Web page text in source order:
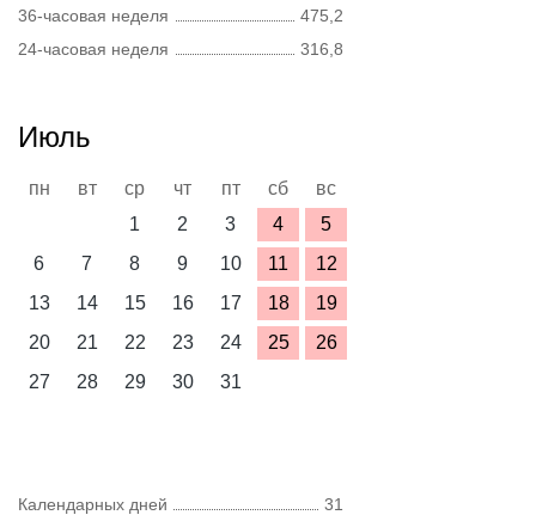
36-часовая неделя
475,2
24-часовая неделя
316,8
Июль
пн вт ср чт пт сб
вс
1
2 3 4
5
6
7 8 9 10 11
12
13
14 15 16 17 18
19
20
21 22 23 24 25
26
27
28 29 30 31
Календарных дней
31